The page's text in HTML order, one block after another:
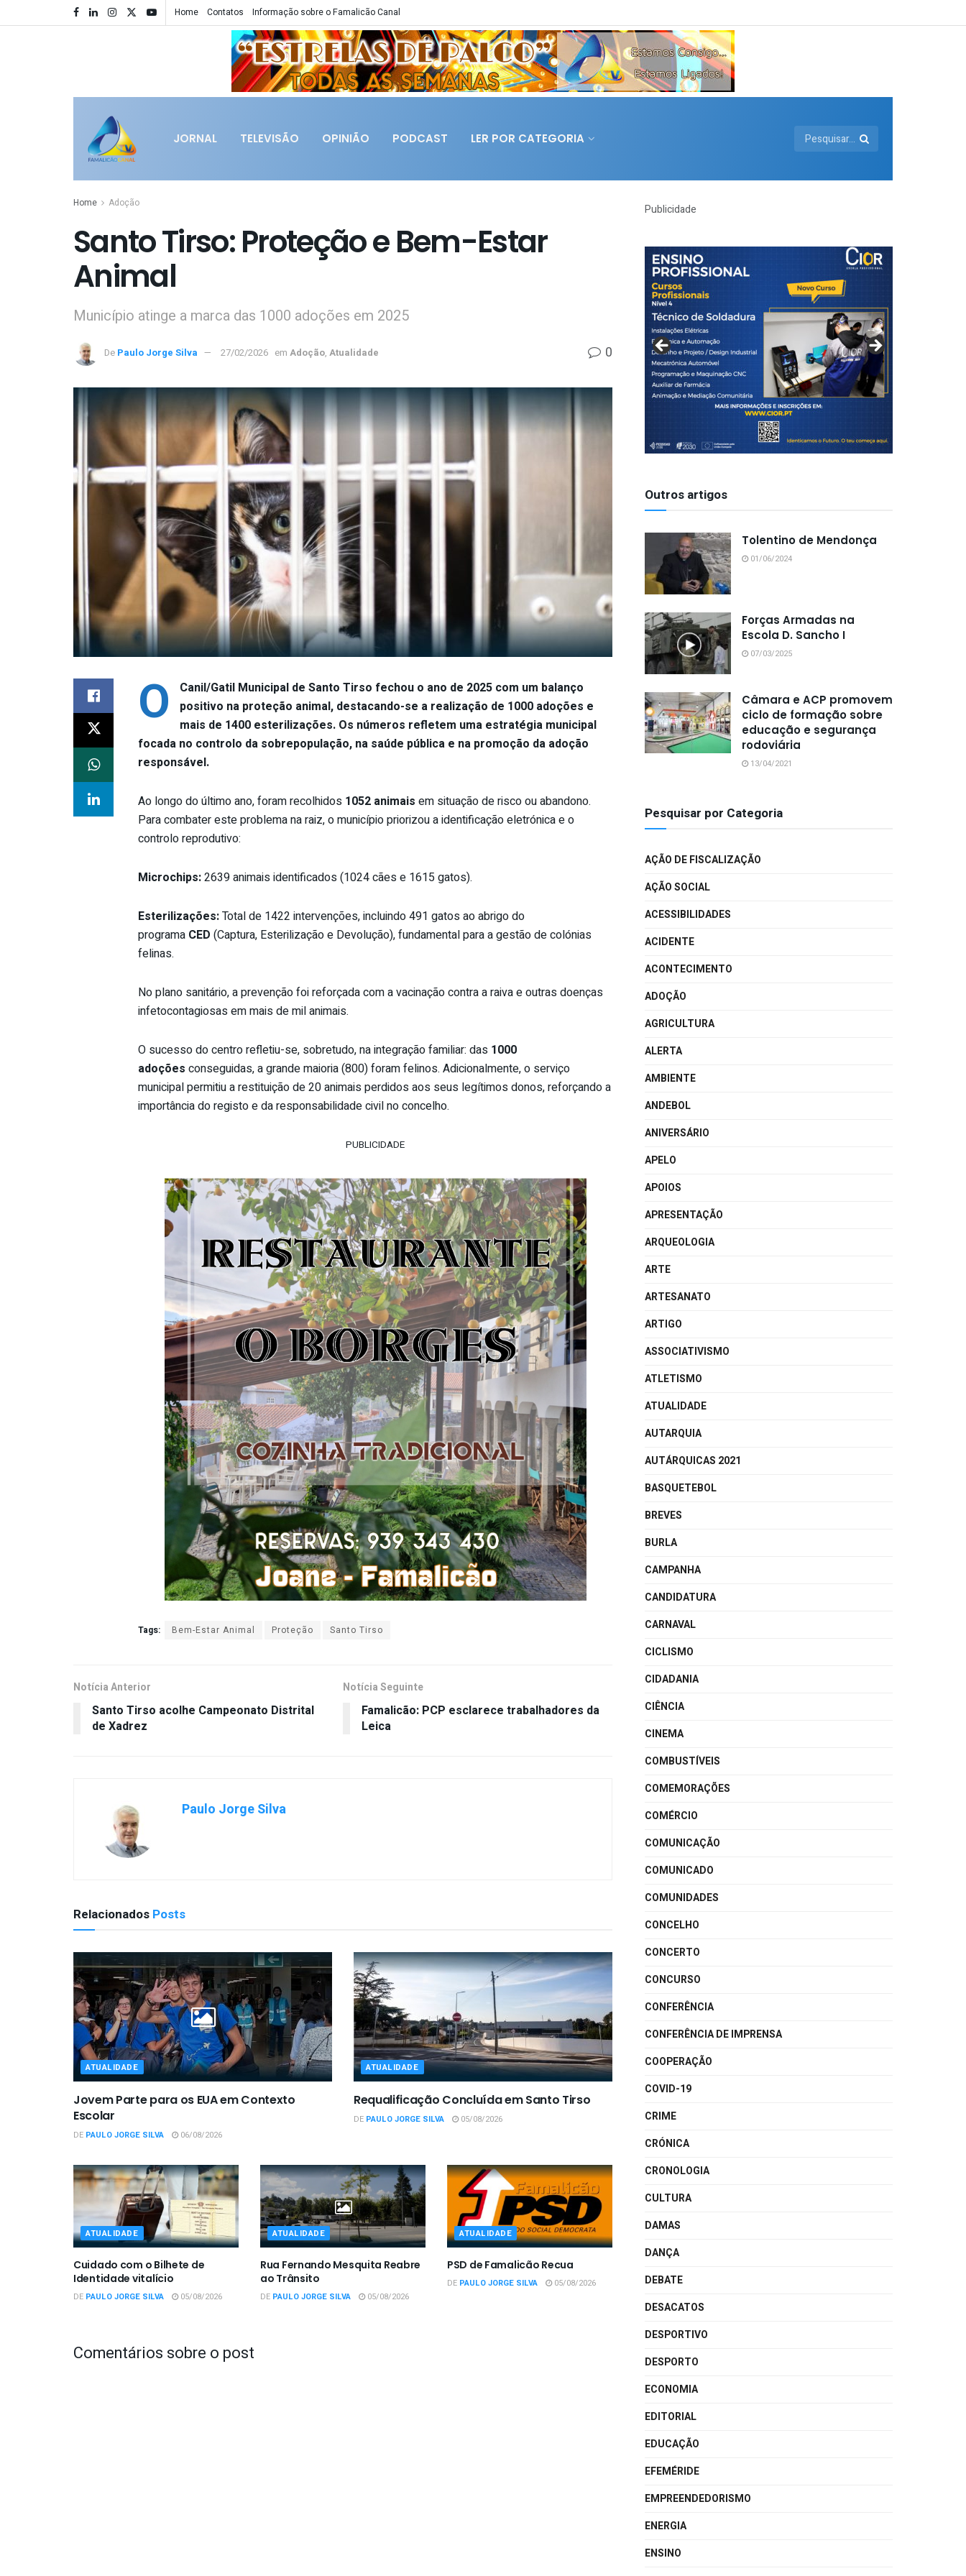
Home Contatos Informação sobre o Famalicão Canal
JORNAL TELEVISÃO OPINIÃO PODCAST LER POR CATEGORIA
Home Adoção
Santo Tirso: Proteção e Bem-Estar
Animal
Município atinge a marca das 1000 adoções em 2025
De Paulo Jorge Silva 27/02/2026 em Adoção, Atualidade 0
O
Canil/Gatil Municipal de Santo Tirso fechou o ano de 2025 com um balanço
positivo na proteção animal, destacando-se a realização de 1000 adoções e
mais de 1400 esterilizações. Os números refletem uma estratégia municipal
focada no controlo da sobrepopulação, na saúde pública e na promoção da adoção
responsável.
Ao longo do último ano, foram recolhidos 1052 animais em situação de risco ou abandono.
Para combater este problema na raiz, o município priorizou a identificação eletrónica e o
controlo reprodutivo:
Microchips:2639 animais identificados (1024 cães e 1615 gatos).
Esterilizações:Total de 1422 intervenções, incluindo 491 gatos ao abrigo do
programa CED (Captura, Esterilização e Devolução), fundamental para a gestão de colónias
felinas.
No plano sanitário, a prevenção foi reforçada com a vacinação contra a raiva e outras doenças
infetocontagiosas em mais de mil animais.
O sucesso do centro refletiu-se, sobretudo, na integração familiar: das 1000
adoções conseguidas, a grande maioria (800) foram felinos. Adicionalmente, o serviço
municipal permitiu a restituição de 20 animais perdidos aos seus legítimos donos, reforçando a
importância do registo e da responsabilidade civil no concelho.
PUBLICIDADE
Tags: Bem-Estar Animal Proteção Santo Tirso
Notícia Anterior
Santo Tirso acolhe Campeonato Distrital
de Xadrez
Notícia Seguinte
Famalicão: PCP esclarece trabalhadores da
Leica
Paulo Jorge Silva
Relacionados Posts
ATUALIDADE
Jovem Parte para os EUA em Contexto
Escolar
DE PAULO JORGE SILVA 06/08/2026
ATUALIDADE
Requalificação Concluída em Santo Tirso
DE PAULO JORGE SILVA 05/08/2026
ATUALIDADE
Cuidado com o Bilhete de
Identidade vitalício
DE PAULO JORGE SILVA 05/08/2026
ATUALIDADE
Rua Fernando Mesquita Reabre
ao Trânsito
DE PAULO JORGE SILVA 05/08/2026
ATUALIDADE
PSD de Famalicão Recua
DE PAULO JORGE SILVA 05/08/2026
Comentários sobre o post
Publicidade
Outros artigos
Tolentino de Mendonça
01/06/2024
Forças Armadas na
Escola D. Sancho I
07/03/2025
Câmara e ACP promovem
ciclo de formação sobre
educação e segurança
rodoviária
13/04/2021
Pesquisar por Categoria
AÇÃO DE FISCALIZAÇÃO
AÇÃO SOCIAL
ACESSIBILIDADES
ACIDENTE
ACONTECIMENTO
ADOÇÃO
AGRICULTURA
ALERTA
AMBIENTE
ANDEBOL
ANIVERSÁRIO
APELO
APOIOS
APRESENTAÇÃO
ARQUEOLOGIA
ARTE
ARTESANATO
ARTIGO
ASSOCIATIVISMO
ATLETISMO
ATUALIDADE
AUTARQUIA
AUTÁRQUICAS 2021
BASQUETEBOL
BREVES
BURLA
CAMPANHA
CANDIDATURA
CARNAVAL
CICLISMO
CIDADANIA
CIÊNCIA
CINEMA
COMBUSTÍVEIS
COMEMORAÇÕES
COMÉRCIO
COMUNICAÇÃO
COMUNICADO
COMUNIDADES
CONCELHO
CONCERTO
CONCURSO
CONFERÊNCIA
CONFERÊNCIA DE IMPRENSA
COOPERAÇÃO
COVID-19
CRIME
CRÓNICA
CRONOLOGIA
CULTURA
DAMAS
DANÇA
DEBATE
DESACATOS
DESPORTIVO
DESPORTO
ECONOMIA
EDITORIAL
EDUCAÇÃO
EFEMÉRIDE
EMPREENDEDORISMO
ENERGIA
ENSINO